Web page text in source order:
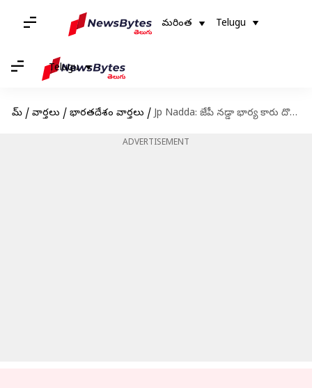
మరింత Telugu
Telugu
హోమ్ / వార్తలు / భారతదేశం వార్తలు / Jp Nadda: జేపీ నడ్డా భార్య కారు దొరికేసింది
ADVERTISEMENT